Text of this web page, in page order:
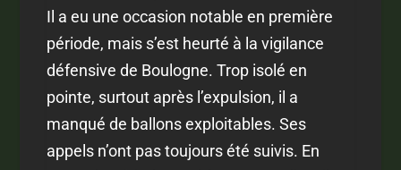
Il a eu une occasion notable en première
période, mais s’est heurté à la vigilance
défensive de Boulogne. Trop isolé en
pointe, surtout après l’expulsion, il a
manqué de ballons exploitables. Ses
appels n’ont pas toujours été suivis. En